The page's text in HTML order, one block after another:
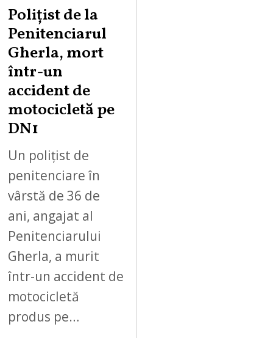
Polițist de la
Penitenciarul
Gherla, mort
într-un
accident de
motocicletă pe
DN1
Un polițist de
penitenciare în
vârstă de 36 de
ani, angajat al
Penitenciarului
Gherla, a murit
într-un accident de
motocicletă
produs pe…